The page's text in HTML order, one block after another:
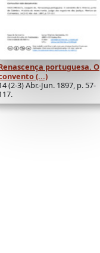
portuguesa. O
(...)
(2-3) Abr.-Jun. 1897, p. 57-